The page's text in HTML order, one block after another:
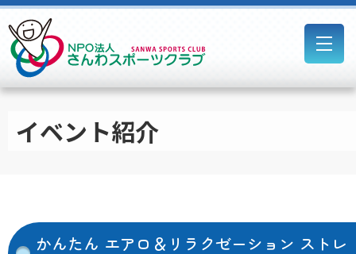
イベント紹介
かんたん エアロ＆リラクゼーション ストレ